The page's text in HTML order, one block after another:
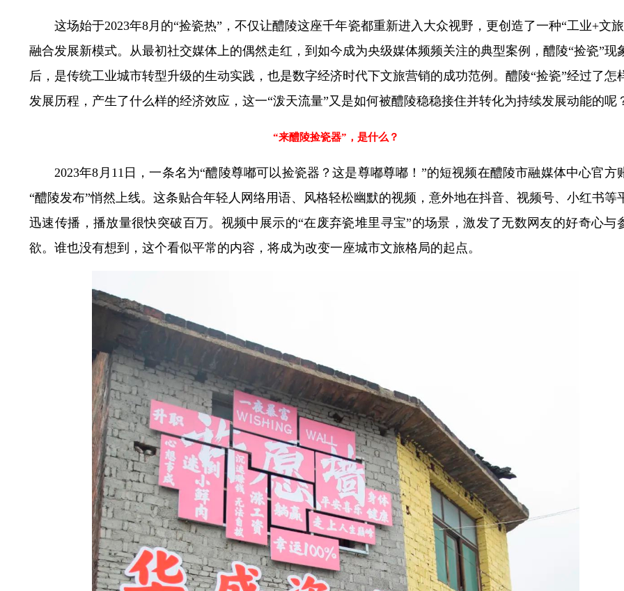
这场始于2023年8月的“捡瓷热”，不仅让醴陵这座千年瓷都重新进入大众视野，更创造了一种“工业+文
融合发展新模式。从最初社交媒体上的偶然走红，到如今成为央级媒体频频关注的典型案例，醴陵“捡瓷”现
后，是传统工业城市转型升级的生动实践，也是数字经济时代下文旅营销的成功范例。醴陵“捡瓷”经过了怎
发展历程，产生了什么样的经济效应，这一“泼天流量”又是如何被醴陵稳稳接住并转化为持续发展动能的呢
“来醴陵捡瓷器”，是什么？
2023年8月11日，一条名为“醴陵尊嘟可以捡瓷器？这是尊嘟尊嘟！”的短视频在醴陵市融媒体中心官方
“醴陵发布”悄然上线。这条贴合年轻人网络用语、风格轻松幽默的视频，意外地在抖音、视频号、小红书等
迅速传播，播放量很快突破百万。视频中展示的“在废弃瓷堆里寻宝”的场景，激发了无数网友的好奇心与
欲。谁也没有想到，这个看似平常的内容，将成为改变一座城市文旅格局的起点。